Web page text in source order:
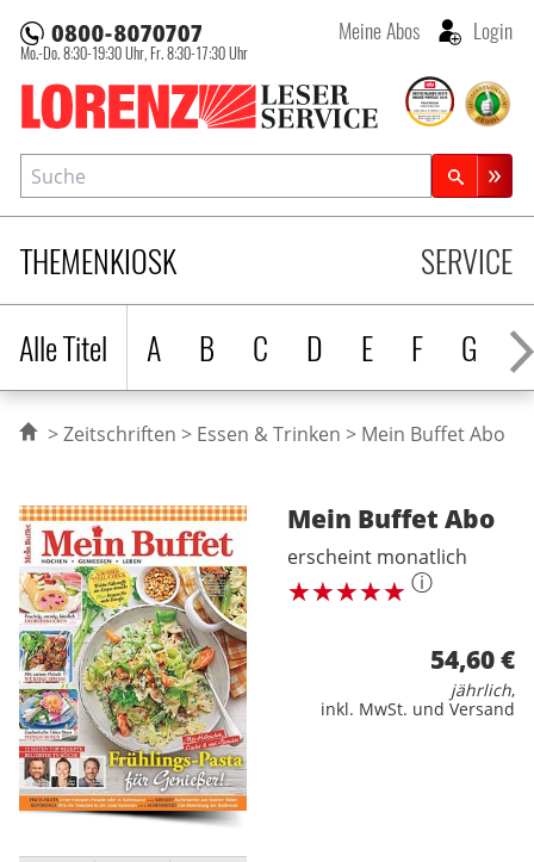
Lorenz Leserservice
Mo.-Do. 8:30-19:30 Uhr, Fr. 8:30-17:30 Uhr
Meine Abos Login
THEMENKIOSK
Alle Titel
A B C D E F G H
SERVICE
Suche
Zeitschriftensuche
Zeitschriften Essen & Trinken Mein Buffet Abo
Mein Buffet Abo
erscheint monatlich
ⓘ
54,60 €
jährlich,
inkl. MwSt. und Versand